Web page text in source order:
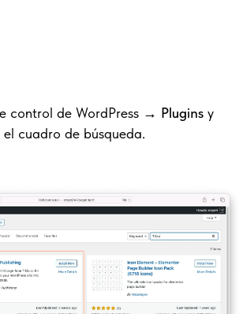
control de WordPress → Plugins y
el cuadro de búsqueda.